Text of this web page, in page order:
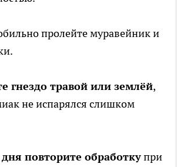
пролейте муравейник и
гнездо травой или землёй,
не испарялся слишком
дня повторите обработкупри